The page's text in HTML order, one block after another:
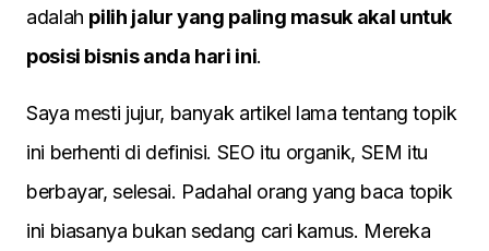
adalah pilih jalur yang paling masuk akal untuk
posisi bisnis anda hari ini.
Saya mesti jujur, banyak artikel lama tentang topik
ini berhenti di definisi. SEO itu organik, SEM itu
berbayar, selesai. Padahal orang yang baca topik
ini biasanya bukan sedang cari kamus. Mereka